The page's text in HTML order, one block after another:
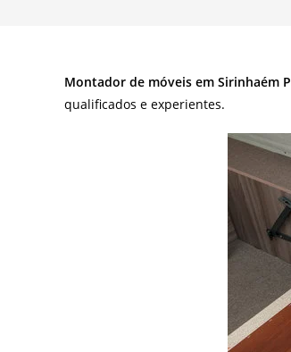
Montador de móveis em Sirinhaém
qualificados e experientes.